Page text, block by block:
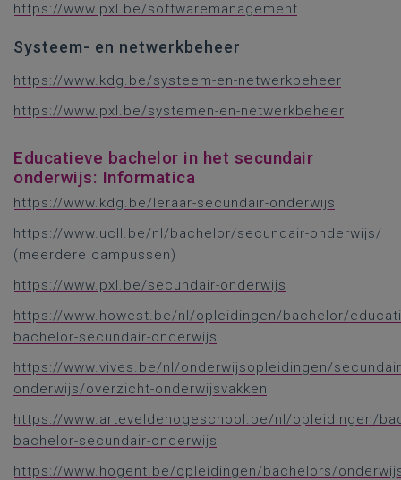
https://www.pxl.be/softwaremanagement
Systeem- en netwerkbeheer
https://www.kdg.be/systeem-en-netwerkbeheer
https://www.pxl.be/systemen-en-netwerkbeheer
Educatieve bachelor in het secundair
onderwijs: Informatica
https://www.kdg.be/leraar-secundair-onderwijs
https://www.ucll.be/nl/bachelor/secundair-onderwijs/
(meerdere campussen)
https://www.pxl.be/secundair-onderwijs
https://www.howest.be/nl/opleidingen/bachelor/
bachelor-secundair-onderwijs
https://www.vives.be/nl/onderwijsopleidingen/
onderwijs/overzicht-onderwijsvakken
https://www.arteveldehogeschool.be/nl/opleidingen/
bachelor-secundair-onderwijs
https://www.hogent.be/opleidingen/bachelors/